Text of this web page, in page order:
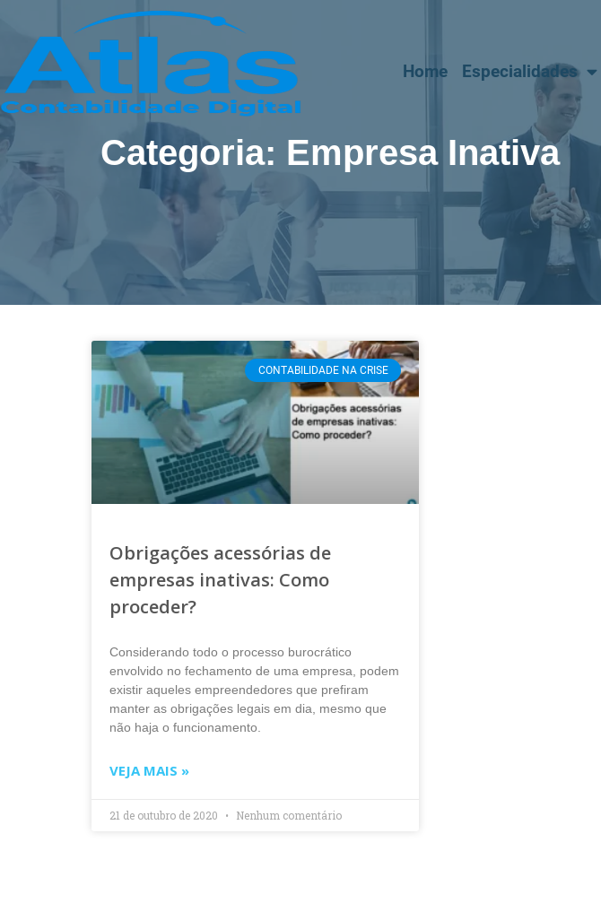
Home Especialidades
Categoria: Empresa Inativa
CONTABILIDADE NA CRISE
Obrigações acessórias de
empresas inativas: Como
proceder?
Considerando todo o processo burocrático
envolvido no fechamento de uma empresa, podem
existir aqueles empreendedores que prefiram
manter as obrigações legais em dia, mesmo que
não haja o funcionamento.
VEJA MAIS »
21 de outubro de 2020 Nenhum comentário